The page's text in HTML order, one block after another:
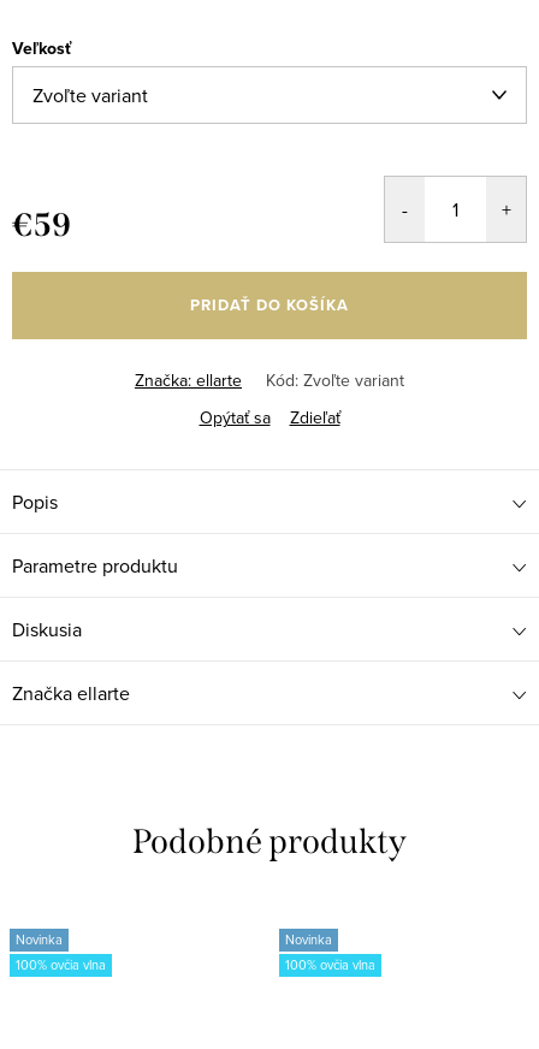
Veľkosť
€59
cena:
PRIDAŤ DO KOŠÍKA
Značka: ellarte Kód: Zvoľte variant
Opýtať sa
Zdieľať
Popis
Parametre produktu
Diskusia
Značkaellarte
Novinka
100% ovčia vlna
Novinka
100% ovčia vlna